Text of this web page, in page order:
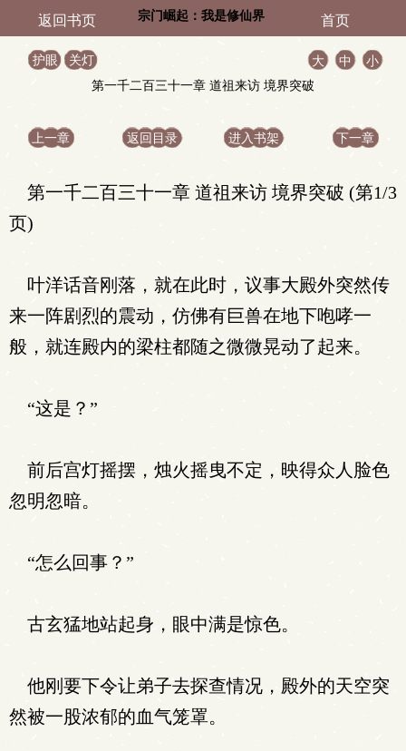
返回书页 宗门崛起：我是修仙界 首页
护眼 关灯 大 中
小
第一千二百三十一章 道祖来访 境界突破
上一章 返回目录 进入书架 下一章
第一千二百三十一章 道祖来访 境界突破 (第1/3
页)
叶洋话音刚落，就在此时，议事大殿外突然传
来一阵剧烈的震动，仿佛有巨兽在地下咆哮一
般，就连殿内的梁柱都随之微微晃动了起来。
“这是？”
前后宫灯摇摆，烛火摇曳不定，映得众人脸色
忽明忽暗。
“怎么回事？”
古玄猛地站起身，眼中满是惊色。
他刚要下令让弟子去探查情况，殿外的天空突
然被一股浓郁的血气笼罩。